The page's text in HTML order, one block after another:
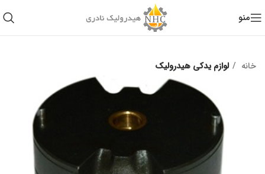
منو
خانه لوازم یدکی هیدرولیک